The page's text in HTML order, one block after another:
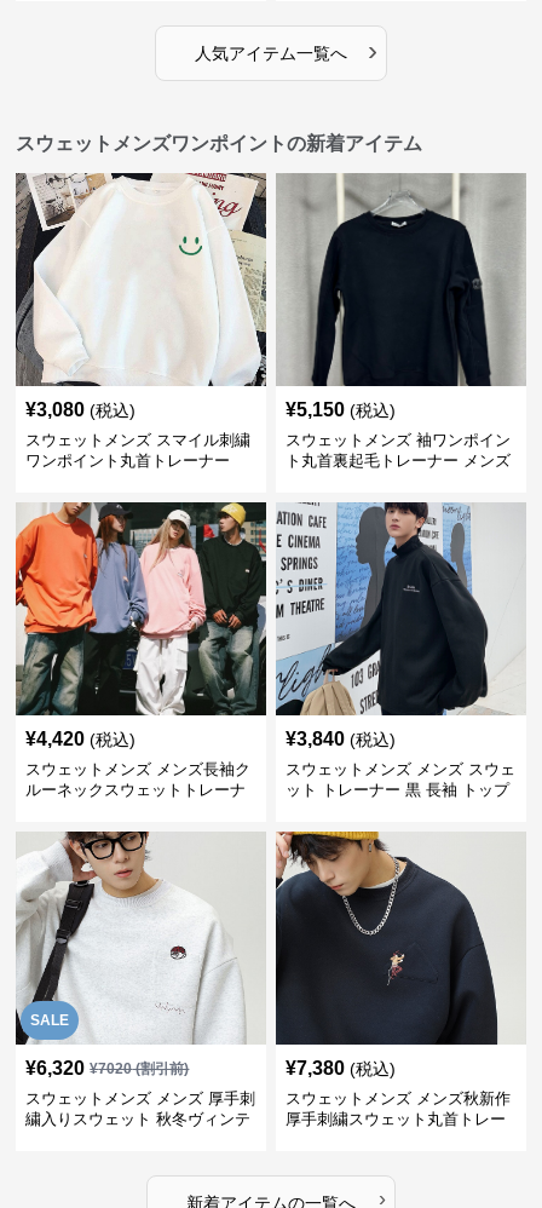
人気アイテム一覧へ ›
スウェットメンズワンポイントの新着アイテム
¥3,080 (税込)
スウェットメンズ スマイル刺繍
ワンポイント丸首トレーナー
¥5,150 (税込)
スウェットメンズ 袖ワンポイン
ト丸首裏起毛トレーナー メンズ
¥4,420 (税込)
スウェットメンズ メンズ長袖ク
ルーネックスウェットトレーナ
¥3,840 (税込)
スウェットメンズ メンズ スウェ
ット トレーナー 黒 長袖 トップ
SALE
¥6,320 ¥7020(割引前)
スウェットメンズ メンズ 厚手刺
繍入りスウェット 秋冬ヴィンテ
¥7,380 (税込)
スウェットメンズ メンズ秋新作
厚手刺繍スウェット丸首トレー
新着アイテムの一覧へ ›